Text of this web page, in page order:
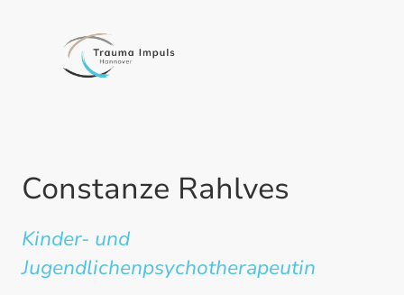
Constanze Rahlves
Kinder- und
Jugendlichenpsychotherapeutin